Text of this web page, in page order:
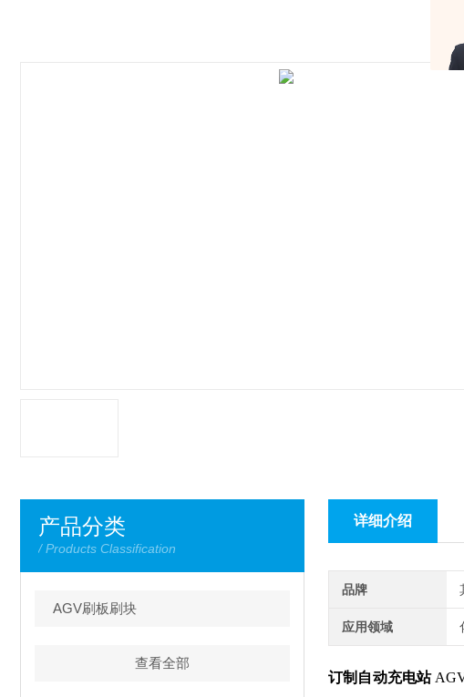
产品分类
/ Products Classification
AGV刷板刷块
查看全部
详细介绍
品牌
应用领域
订制自动充电站